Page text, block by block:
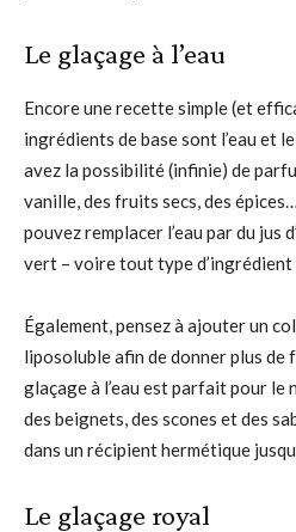
Le glaçage à l’eau
Encore une recette simple (et
ingrédients de base sont l’eau et
avez la possibilité (infinie) de
vanille, des fruits secs, des
pouvez remplacer l’eau par du jus
vert – voire tout type d’ingrédient
Également, pensez à ajouter un
liposoluble afin de donner plus
glaçage à l’eau est parfait pour le
des beignets, des scones et des
dans un récipient hermétique
Le glaçage royal